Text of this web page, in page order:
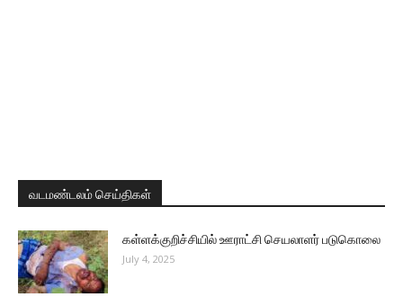
வடமண்டலம் செய்திகள்
கள்ளக்குறிச்சியில் ஊராட்சி செயலாளர் படுகொலை
July 4, 2025